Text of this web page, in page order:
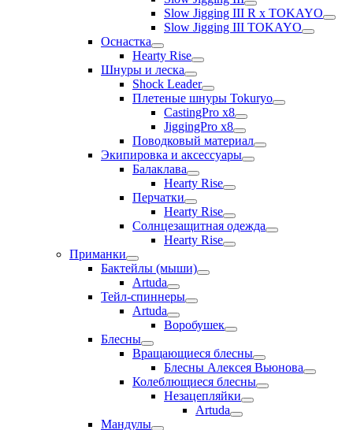
Slow Jigging III R x TOKAYO
Slow Jigging III TOKAYO
Оснастка
Hearty Rise
Шнуры и леска
Shock Leader
Плетеные шнуры Tokuryo
CastingPro x8
JiggingPro x8
Поводковый материал
Экипировка и аксессуары
Балаклава
Hearty Rise
Перчатки
Hearty Rise
Солнцезащитная одежда
Hearty Rise
Приманки
Бактейлы (мыши)
Artuda
Тейл-спиннеры
Artuda
Воробушек
Блесны
Вращающиеся блесны
Блесны Алексея Вьюнова
Колеблющиеся блесны
Незацепляйки
Artuda
Мандулы